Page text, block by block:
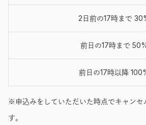
2日前の17時まで
前日の17時まで
前日の17時以降
※申込みをしていただいた時点でキャンセ
す。